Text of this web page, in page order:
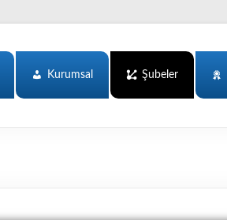
Kurumsal Şubeler